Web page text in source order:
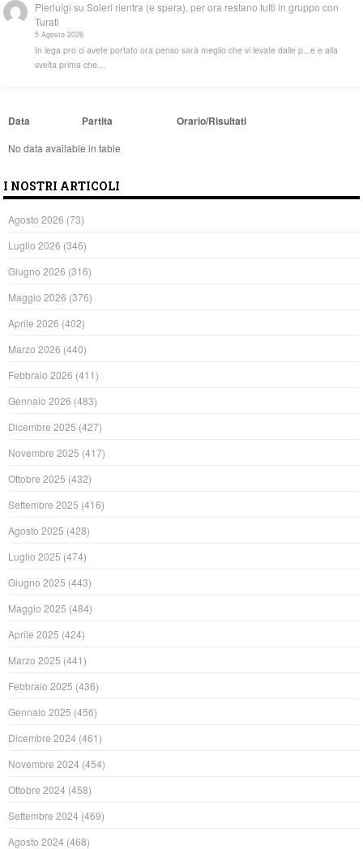
Pierluigi suSoleri rientra (e spera), per ora restano tutti in gruppo con
Turati
5 Agosto 2026
In lega pro ci avete portato ora penso sarà meglio che vi levate dalle p...e e alla
svelta prima che…
Data Partita Orario/Risultati
No data available in table
I NOSTRI ARTICOLI
Agosto 2026 (73)
Luglio 2026 (346)
Giugno 2026 (316)
Maggio 2026 (376)
Aprile 2026 (402)
Marzo 2026 (440)
Febbraio 2026 (411)
Gennaio 2026 (483)
Dicembre 2025 (427)
Novembre 2025 (417)
Ottobre 2025 (432)
Settembre 2025 (416)
Agosto 2025 (428)
Luglio 2025 (474)
Giugno 2025 (443)
Maggio 2025 (484)
Aprile 2025 (424)
Marzo 2025 (441)
Febbraio 2025 (436)
Gennaio 2025 (456)
Dicembre 2024 (461)
Novembre 2024 (454)
Ottobre 2024 (458)
Settembre 2024 (469)
Agosto 2024 (468)